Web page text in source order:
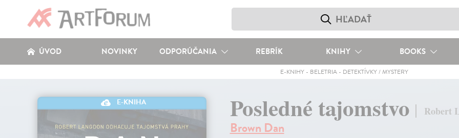
ÚVOD NOVINKY ODPORÚČANIA REBRÍK KNIHY BOOKS
E-KNIHY- BELETRIA- DETEKTÍVKY / MYSTERY
E-KNIHA Posledné tajomstvo Robert
Brown Dan